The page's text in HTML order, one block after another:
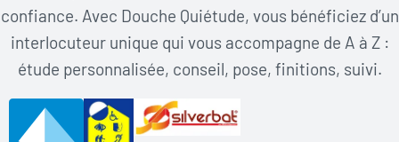
confiance. Avec Douche Quiétude, vous bénéficiez d’un
interlocuteur unique qui vous accompagne de A à Z :
étude personnalisée, conseil, pose, finitions, suivi.